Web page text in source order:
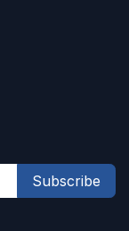
Subscribe